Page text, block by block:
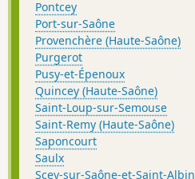
Pontcey
Port-sur-Saône
Provenchère (Haute-Saône)
Purgerot
Pusy-et-Épenoux
Quincey (Haute-Saône)
Saint-Loup-sur-Semouse
Saint-Remy (Haute-Saône)
Saponcourt
Saulx
Scey-sur-Saône-et-Saint-Albin